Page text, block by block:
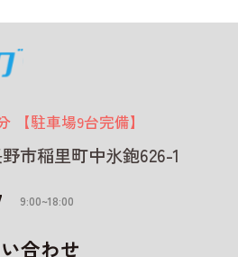
【駐車場9台完備】
市稲里町中氷鉋626-1
9:00~18:00
合わせ